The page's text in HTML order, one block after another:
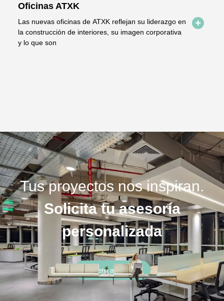
Oficinas ATXK
Las nuevas oficinas de ATXK reflejan su liderazgo en
la construcción de interiores, su imagen corporativa
y lo que son
Tus proyectos nos inspiran.
Solicita tu asesoría
personalizada
Quiero asesoría